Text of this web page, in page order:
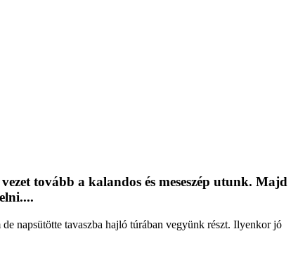
tovább a kalandos és meseszép utunk. Majd
napsütötte tavaszba hajló túrában vegyünk részt. Ilyenkor jó